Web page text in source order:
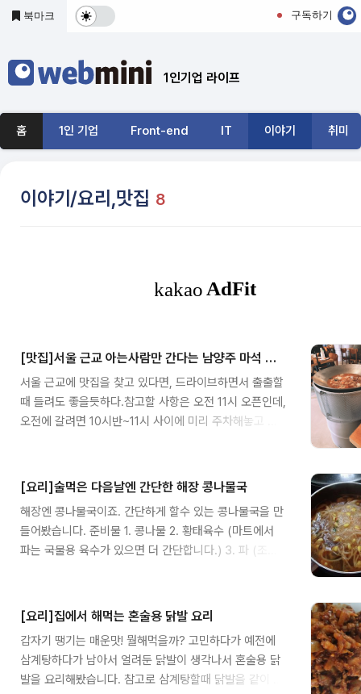
본문 바로가기
북마크 다
및
기
드
구독하기
1인기업 라이프
홈 1인 기업 Front-end IT 이야기 취미
이야기/요리,맛집 8
[맛집]서울 근교 아는사람만 간다는 남양주 마석 솥뚜껑 닭볶음탕(매운탕)
서울 근교에 맛집을 찾고 있다면, 드라이브하면서 출출할
때 들려도 좋을듯하다.참고할 사항은 오전 11시 오픈인데,
오전에 갈려면 10시반~11시 사이에 미리 주차해놓고 예
려면 그전에 가야할것이다. 가성비가격은 일반 닭볶음탕
음식점과 비슷하다.개인적으로 맛은 보통에서 조금 더 맛
있는 정도? 인데 솥뚜껑에 조리를 하니, 다른 식당과 차별
화된 부분이다. 가격은 다른 식당과 별반 차이가 없다. 오
뎅사리는 솔직히 좀 작고, 수제비 사리는 몇개 없다.감자
맛있을거라고..
[요리]술먹은 다음날엔 간단한 해장 콩나물국
해장엔 콩나물국이죠. 간단하게 할수 있는 콩나물국을 만
들어봤습니다. 준비물 1. 콩나물 2. 황태육수 (마트에서
파는 국물용 육수가 있으면 더 간단합니다.) 3. 파 (조금)
는물에 넣습니다. 그리고 물이 끓기 시작하면 파, 국간장
(2스푼), 고추가루, 청양고추, 후추가루, 마늘(1스푼), 새
우젓(1스푼~2스푼), 파를 넣고 10분정도 더 끓여줍니다.
끓이면서 부족한 간은 맛소금이나 새우젓으로 해주세요.
제일 중요한건 새우젓입니다. 새우젓을 넣어야 시원한 맛
[요리]집에서 해먹는 혼술용 닭발 요리
갑자기 땡기는 매운맛! 뭘해먹을까? 고민하다가 예전에
삼계탕하다가 남아서 얼려둔 닭발이 생각나서 혼술용 닭
발을 요리해봤습니다. 참고로 삼계탕할때 닭발을 같이 넣